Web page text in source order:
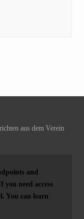
aus dem Verein
and
need access
You can learn